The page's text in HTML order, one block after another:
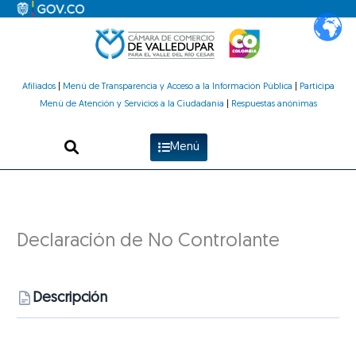
Afiliados| Menú de Transparencia y Acceso a la Información Pública
Participa
Menú de Atención y Servicios a la Ciudadanía
Respuestas anónimas
Menú
Declaración de No Controlante
Descripción